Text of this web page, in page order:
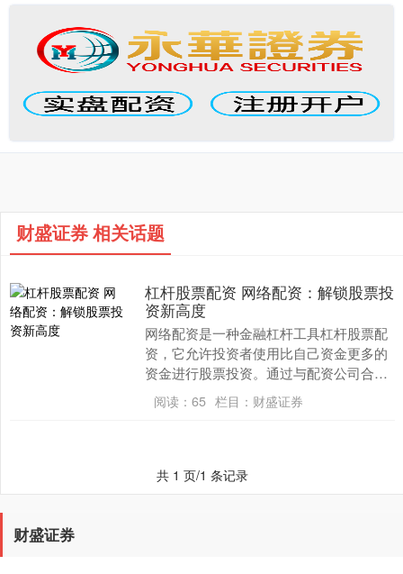
财盛证券 相关话题
杠杆股票配资 网络配资：解锁股票投
资新高度
网络配资是一种金融杠杆工具杠杆股票配
资，它允许投资者使用比自己资金更多的
资金进行股票投资。通过与配资公司合
作，投资者可以放大自己的投资能力，从
而获得更高的潜在回....
阅读： 65 栏目： 财盛证券
共 1 页/1 条记录
财盛证券